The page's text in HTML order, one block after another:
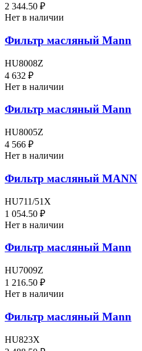
2 344.50 ₽
Нет в наличии
Фильтр масляный Mann
HU8008Z
4 632 ₽
Нет в наличии
Фильтр масляный Mann
HU8005Z
4 566 ₽
Нет в наличии
Фильтр масляный MANN
HU711/51X
1 054.50 ₽
Нет в наличии
Фильтр масляный Mann
HU7009Z
1 216.50 ₽
Нет в наличии
Фильтр масляный Mann
HU823X